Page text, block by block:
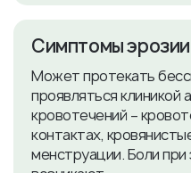
Симптомы
Может протекать
проявляться
кровотечений –
контактах,
менструации. Боли